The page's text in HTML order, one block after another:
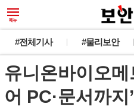
#전체기사 #물리보안
유니온바이오메
어 PC·문서까